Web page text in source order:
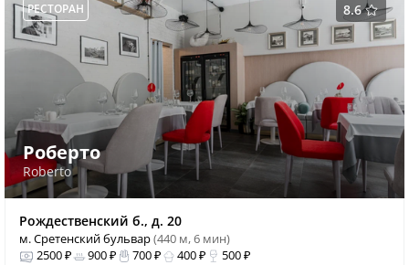
8.6
РЕСТОРАН
Роберто
Roberto
Рождественский б., д. 20
м. Сретенский бульвар(440 м, 6 мин)
2500 ₽
900 ₽ 700 ₽ 400 ₽ 500 ₽